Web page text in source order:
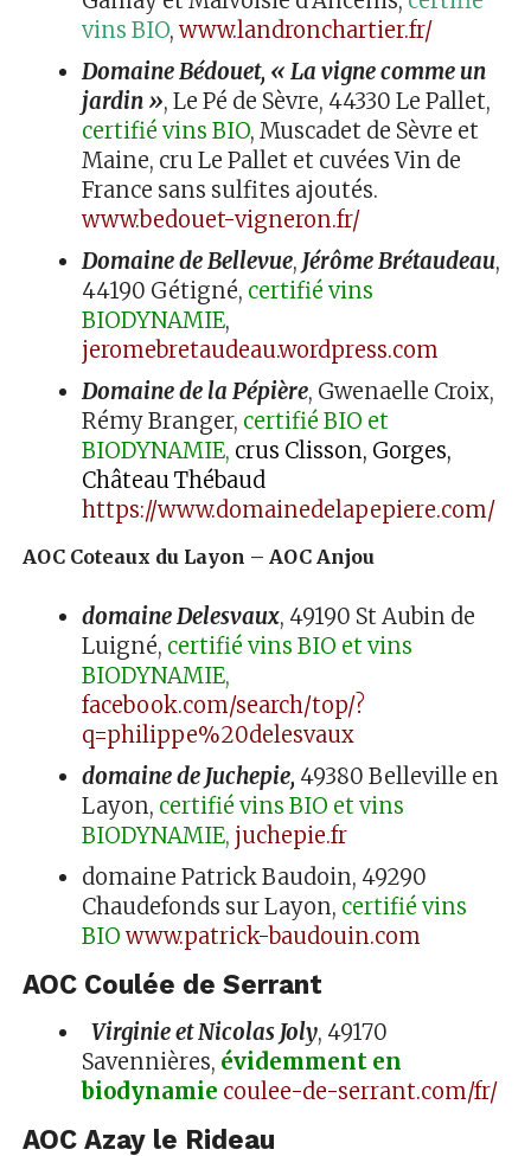
vins BIO,www.landronchartier.fr/
Domaine Bédouet, « La vigne comme un
jardin », Le Pé de Sèvre, 44330 Le Pallet,
certifié vins BIO, Muscadet de Sèvre et
Maine, cru Le Pallet et cuvées Vin de
France sans sulfites ajoutés.
www.bedouet-vigneron.fr/
Domaine de Bellevue, Jérôme Brétaudeau,
44190 Gétigné, certifié vins
BIODYNAMIE,
jeromebretaudeau.wordpress.com
Domaine de la Pépière, Gwenaelle Croix,
Rémy Branger, certifié BIO et
BIODYNAMIE, crus Clisson, Gorges,
Château Thébaud
https://www.domainedelapepiere.com/
AOC Coteaux du Layon – AOC Anjou
domaine Delesvaux, 49190 St Aubin de
Luigné, certifié vins BIO et vins
BIODYNAMIE,
facebook.com/search/top/?
q=philippe%20delesvaux
domaine de Juchepie, 49380 Belleville en
Layon, certifié vins BIO et vins
BIODYNAMIE, juchepie.fr
domaine Patrick Baudoin, 49290
Chaudefonds sur Layon, certifié vins
BIO www.patrick-baudouin.com
AOC Coulée de Serrant
Virginie et Nicolas Joly, 49170
Savennières, évidemment en
biodynamie coulee-de-serrant.com/fr/
AOC Azay le Rideau